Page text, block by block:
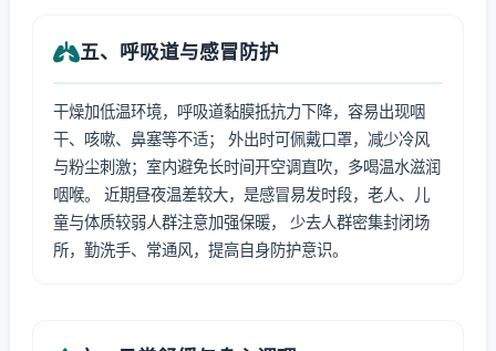
五、呼吸道与感冒防护
干燥加低温环境，呼吸道黏膜抵抗力下降，容易出现咽
干、咳嗽、鼻塞等不适； 外出时可佩戴口罩，减少冷风
与粉尘刺激；室内避免长时间开空调直吹，多喝温水滋润
咽喉。 近期昼夜温差较大，是感冒易发时段，老人、儿
童与体质较弱人群注意加强保暖， 少去人群密集封闭场
所，勤洗手、常通风，提高自身防护意识。